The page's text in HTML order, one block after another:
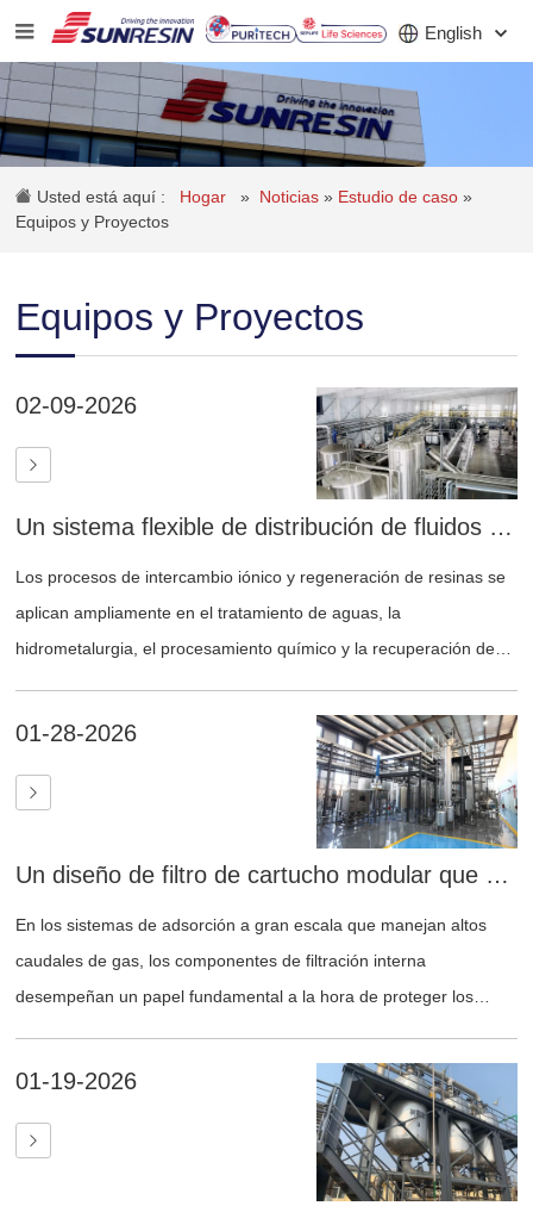
English
COMPAÑÍA
INVERSORES
CONTACTO
Usted está aquí : Hogar » Noticias» Estudio de caso»
Equipos y Proyectos
Equipos y Proyectos
02-09-2026
Un sistema flexible de distribución de fluidos que mejora la eficiencia del intercambio iónico y la regeneración de resina.
Los procesos de intercambio iónico y regeneración de resinas se
aplican ampliamente en el tratamiento de aguas, la
hidrometalurgia, el procesamiento químico y la recuperación de
continua, un enrutamiento preciso de fluidos y un alto
aprovechamiento de la resina es fundamental para el rendimiento
general del sistema.
01-28-2026
Un diseño de filtro de cartucho modular que mejora la confiabilidad y la capacidad de mantenimiento de las columnas de adsorción a gran escala
En los sistemas de adsorción a gran escala que manejan altos
caudales de gas, los componentes de filtración interna
desempeñan un papel fundamental a la hora de proteger los
01-19-2026